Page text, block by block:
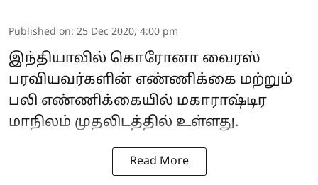
Published on: 25 Dec 2020, 4:00 pm
இந்தியாவில் கொரோனா வைரஸ்
பரவியவர்களின் எண்ணிக்கை மற்றும்
பலி எண்ணிக்கையில் மகாராஷ்டிர
மாநிலம் முதலிடத்தில் உள்ளது.
Read More